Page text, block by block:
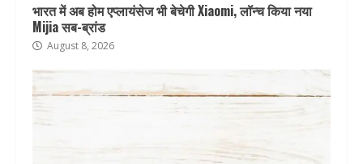
भारत में अब होम एप्लायंसेज भी बेचेगी Xiaomi, लॉन्च किया नया
Mijia सब-ब्रांड
August 8, 2026